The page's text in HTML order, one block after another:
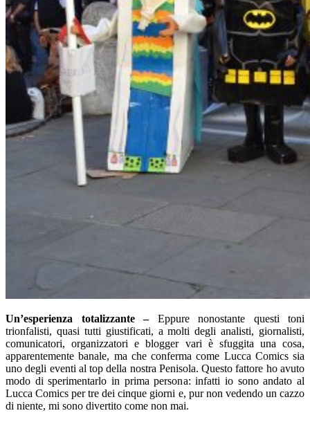
Un’esperienza totalizzante –Eppure nonostante questi toni
trionfalisti, quasi tutti giustificati, a molti degli analisti, giornalisti,
comunicatori, organizzatori e blogger vari è sfuggita una cosa,
apparentemente banale, ma che conferma come Lucca Comics sia
uno degli eventi al top della nostra Penisola. Questo fattore ho avuto
modo di sperimentarlo in prima persona: infatti io sono andato al
Lucca Comics per tre dei cinque giorni e, pur non vedendo un cazzo
di niente, mi sono divertito come non mai.